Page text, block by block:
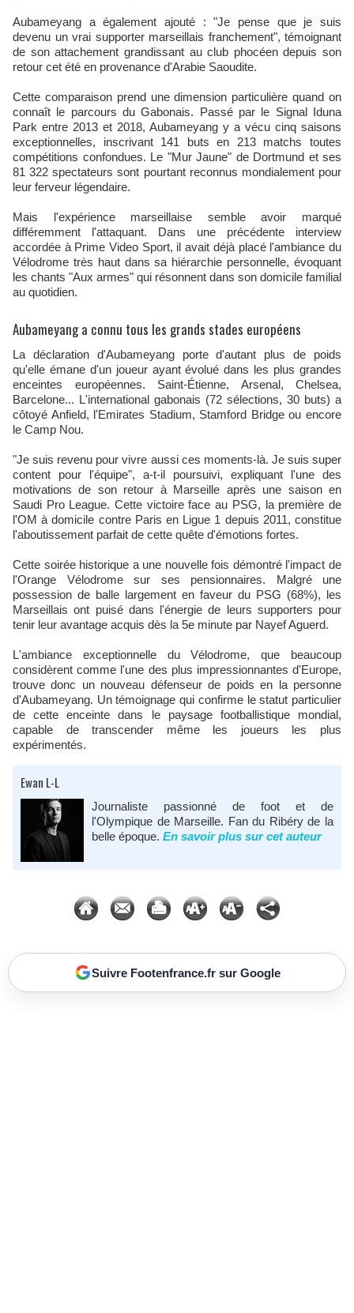
Aubameyang a également ajouté : "Je pense que je suis
devenu un vrai supporter marseillais franchement", témoignant
de son attachement grandissant au club phocéen depuis son
retour cet été en provenance d'Arabie Saoudite.
Cette comparaison prend une dimension particulière quand on
connaît le parcours du Gabonais. Passé par le Signal Iduna
Park entre 2013 et 2018, Aubameyang y a vécu cinq saisons
exceptionnelles, inscrivant 141 buts en 213 matchs toutes
compétitions confondues. Le "Mur Jaune" de Dortmund et ses
81 322 spectateurs sont pourtant reconnus mondialement pour
leur ferveur légendaire.
Mais l'expérience marseillaise semble avoir marqué
différemment l'attaquant. Dans une précédente interview
accordée à Prime Video Sport, il avait déjà placé l'ambiance du
Vélodrome très haut dans sa hiérarchie personnelle, évoquant
les chants "Aux armes" qui résonnent dans son domicile familial
au quotidien.
Aubameyang a connu tous les grands stades européens
La déclaration d'Aubameyang porte d'autant plus de poids
qu'elle émane d'un joueur ayant évolué dans les plus grandes
enceintes européennes. Saint-Étienne, Arsenal, Chelsea,
Barcelone... L'international gabonais (72 sélections, 30 buts) a
côtoyé Anfield, l'Emirates Stadium, Stamford Bridge ou encore
le Camp Nou.
"Je suis revenu pour vivre aussi ces moments-là. Je suis super
content pour l'équipe", a-t-il poursuivi, expliquant l'une des
motivations de son retour à Marseille après une saison en
Saudi Pro League. Cette victoire face au PSG, la première de
l'OM à domicile contre Paris en Ligue 1 depuis 2011, constitue
l'aboutissement parfait de cette quête d'émotions fortes.
Cette soirée historique a une nouvelle fois démontré l'impact de
l'Orange Vélodrome sur ses pensionnaires. Malgré une
possession de balle largement en faveur du PSG (68%), les
Marseillais ont puisé dans l'énergie de leurs supporters pour
tenir leur avantage acquis dès la 5e minute par Nayef Aguerd.
L'ambiance exceptionnelle du Vélodrome, que beaucoup
considèrent comme l'une des plus impressionnantes d'Europe,
trouve donc un nouveau défenseur de poids en la personne
d'Aubameyang. Un témoignage qui confirme le statut particulier
de cette enceinte dans le paysage footballistique mondial,
capable de transcender même les joueurs les plus
expérimentés.
Ewan L-L
Journaliste passionné de foot et de
l'Olympique de Marseille. Fan du Ribéry de la
belle époque. En savoir plus sur cet auteur
Suivre Footenfrance.fr sur Google